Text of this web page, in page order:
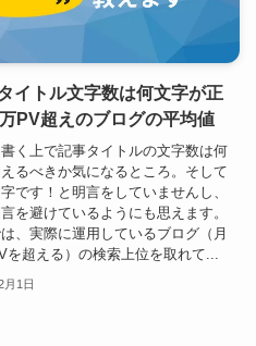
イトル文字数は何文字が正
PV超えのブログの平均値
く上で記事タイトルの文字数は何
るべきか気になるところ。そして
です！と明言をしていませんし、
を避けているようにも思えます。
、実際に運用しているブログ（月
を超える）の検索上位を取れて...
月1日